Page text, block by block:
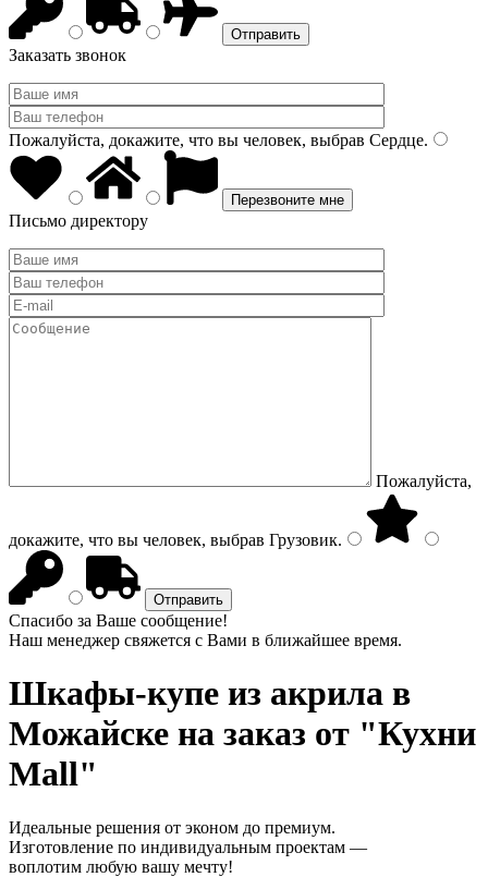
Заказать звонок
Пожалуйста, докажите, что вы человек, выбрав Сердце.
Письмо директору
Пожалуйста,
докажите, что вы человек, выбрав Грузовик.
Спасибо за Ваше сообщение!
Наш менеджер свяжется с Вами в ближайшее время.
Шкафы-купе из акрила в
Можайске на заказ от "Кухни
Mall"
Идеальные решения от эконом до премиум.
Изготовление по индивидуальным проектам —
воплотим любую вашу мечту!